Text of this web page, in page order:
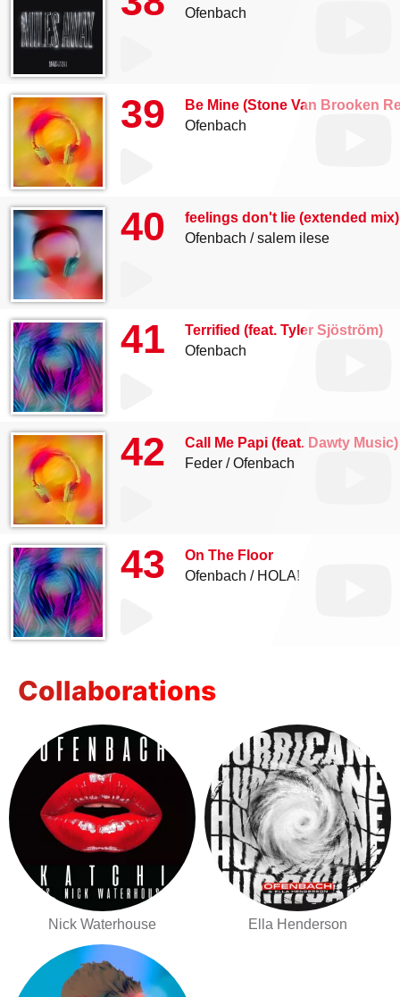
Ofenbach
39
Be Mine (Stone Van Brooken
Ofenbach
40
feelings don't lie (extended mix)
Ofenbach
salem ilese
41
Terrified (feat. Tyler Sjöström)
Ofenbach
42
Call Me Papi (feat. Dawty
Feder
Ofenbach
43
On The Floor
Ofenbach
HOLA!
Collaborations
Nick Waterhouse Ella Henderson